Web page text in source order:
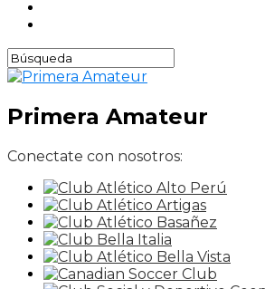
Primera Amateur
Conectate con nosotros: